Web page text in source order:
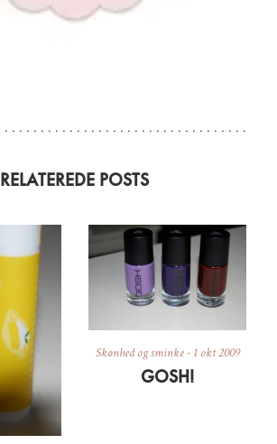
RELATEREDE POSTS
Skønhed og sminke- 1 okt 2009
GOSH!